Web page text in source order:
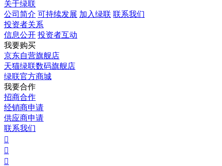
关于绿联
公司简介 可持续发展 加入绿联 联系我们
投资者关系
信息公开 投资者互动
我要购买
京东自营旗舰店
天猫绿联数码旗舰店
绿联官方商城
我要合作
招商合作
经销商申请
供应商申请
联系我们


